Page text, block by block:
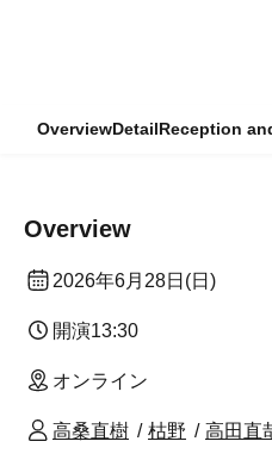
OverviewDetailReception
Overview
2026年6月28日(日)
開演13:30
オンライン
高桑直樹 枯野 高田直